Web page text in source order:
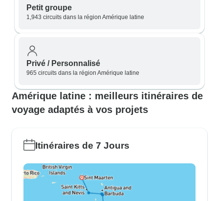
Petit groupe
1,943 circuits dans la région Amérique latine
Privé / Personnalisé
965 circuits dans la région Amérique latine
Amérique latine : meilleurs itinéraires de
voyage adaptés à vos projets
Itinéraires de 7 Jours